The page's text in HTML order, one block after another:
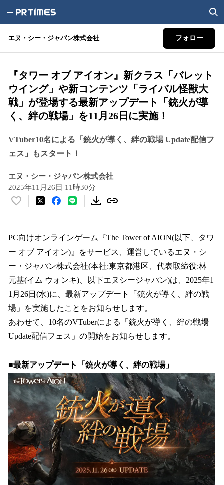
エヌ・シー・ジャパン株式会社 フォロー
『タワー オブ アイオン』新クラス「バレット
ウイング」や新コンテンツ「ライバル怪獣大
戦」が登場する最新アップデート「銃火が導
く、絆の戦場」を11月26日に実施！
VTuber10名による「銃火が導く、絆の戦場 Update配信フ
ェス」もスタート！
エヌ・シー・ジャパン株式会社
2025年11月26日 11時30分
い
！
数
を
読
み
込
み
中
で
す
PC向けオンラインゲーム『The Tower of AION(以下、タワ
ー オブ アイオン)』をサービス、運営しているエヌ・シ
ー・ジャパン株式会社(本社:東京都港区、代表取締役:林
元基(イム ウォンキ)、以下エヌシージャパン)は、2025年1
1月26日(水)に、最新アップデート「銃火が導く、絆の戦
場」を実施したことをお知らせします。
あわせて、10名のVTuberによる「銃火が導く、絆の戦場
Update配信フェス」の開始をお知らせします。
■最新アップデート「銃火が導く、絆の戦場」